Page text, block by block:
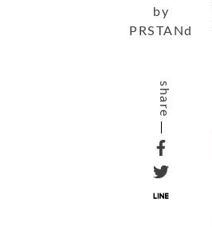
by
PRSTANd
share